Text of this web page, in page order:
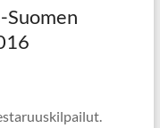
Suomen